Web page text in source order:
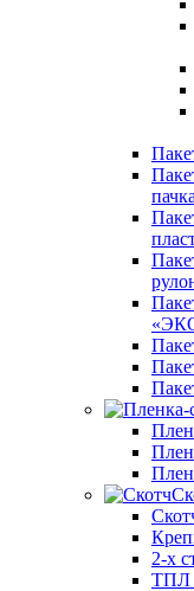
2-х
ТПЛ